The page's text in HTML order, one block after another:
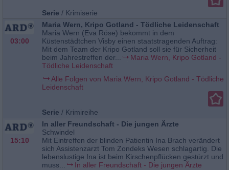
Serie / Krimiserie
03:00
Maria Wern, Kripo Gotland - Tödliche Leidenschaft
Maria Wern (Eva Röse) bekommt in dem
Küstenstädtchen Visby einen staatstragenden Auftrag:
Mit dem Team der Kripo Gotland soll sie für Sicherheit
beim Jahrestreffen der...
Maria Wern, Kripo Gotland -
Tödliche Leidenschaft
Alle Folgen von Maria Wern, Kripo Gotland - Tödliche
Leidenschaft
Serie / Krimireihe
15:10
In aller Freundschaft - Die jungen Ärzte
Schwindel
Mit Eintreffen der blinden Patientin Ina Brach verändert
sich Assistenzarzt Tom Zondeks Wesen schlagartig. Die
lebenslustige Ina ist beim Kirschenpflücken gestürzt und
muss...
In aller Freundschaft - Die jungen Ärzte